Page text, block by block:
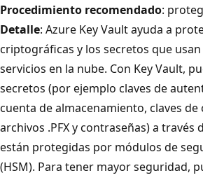
Procedimiento recomendado:
Detalle: Azure Key Vault ayuda a
criptográficas y los secretos que
servicios en la nube. Con Key Vault,
secretos (por ejemplo claves de
cuenta de almacenamiento, claves
archivos .PFX y contraseñas) a través
están protegidas por módulos de
(HSM). Para tener mayor seguridad,